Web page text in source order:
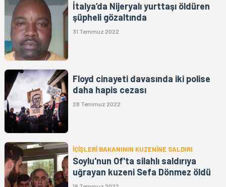
İtalya’da Nijeryalı yurttaşı öldüren
şüpheli gözaltında
31 Temmuz 2022
Floyd cinayeti davasında iki polise
daha hapis cezası
28 Temmuz 2022
İÇİŞLERİ BAKANININ KUZENİNE SALDIRI
Soylu'nun Of'ta silahlı saldırıya
uğrayan kuzeni Sefa Dönmez öldü